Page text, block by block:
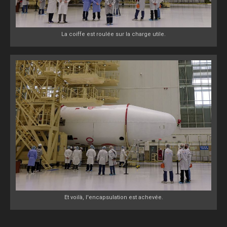
La coiffe est roulée sur la charge utile.
Et voilà, l'encapsulation est achevée.